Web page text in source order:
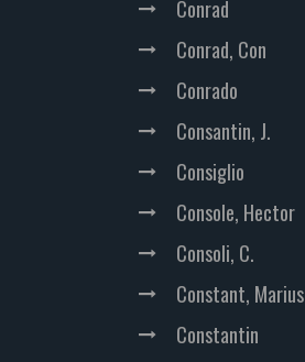
Conrad
Conrad, Con
Conrado
Consantin, J.
Consiglio
Console, Hector
Consoli, C.
Constant, Marius
Constantin